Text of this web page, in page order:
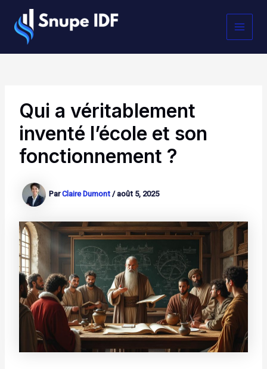
contenu
Qui a véritablement
inventé l’école et son
fonctionnement ?
ParClaire Dumont/août 5, 2025